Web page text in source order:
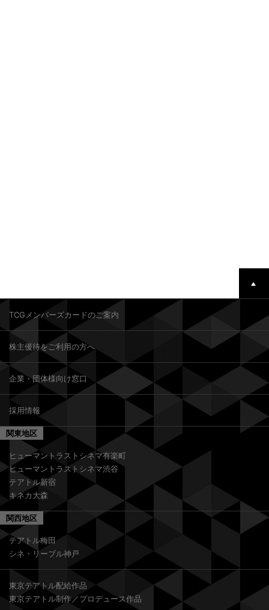
TCGメンバーズカードのご案内
株主優待をご利用の方へ
企業・団体様向け窓口
採用情報
関東地区
ヒューマントラストシネマ有楽町
ヒューマントラストシネマ渋谷
テアトル新宿
キネカ大森
関西地区
テアトル梅田
シネ・リーブル神戸
東京テアトル配給作品
東京テアトル制作／プロデュース作品